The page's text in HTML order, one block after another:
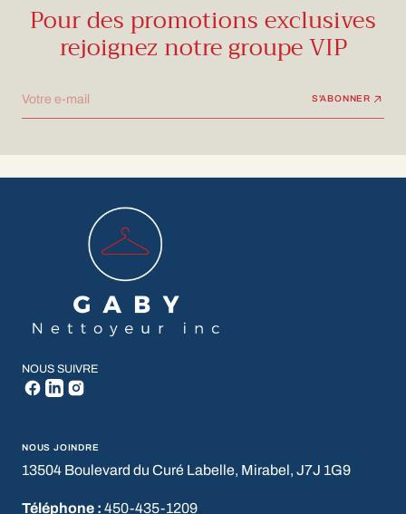
Pour des promotions exclusives
rejoignez notre groupe VIP
Votre e-mail S'ABONNER
NOUS SUIVRE
NOUS JOINDRE
13504 Boulevard du Curé Labelle, Mirabel, J7J 1G9
Téléphone : 450-435-1209